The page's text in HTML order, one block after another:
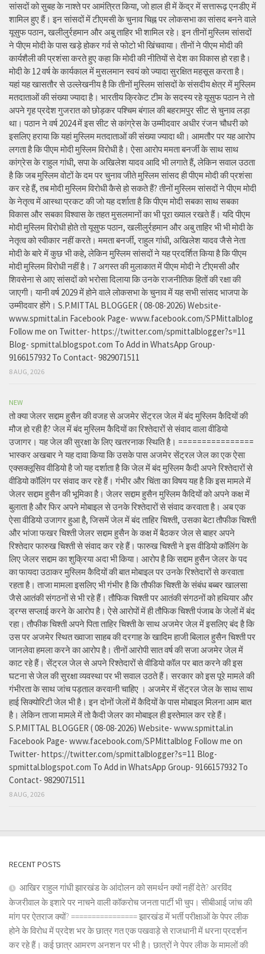
सांसदों को सुबह के नाश्ते पर आमंत्रित किया, जो हाल ही में केंद्र में सत्तारूढ़ एनडीए में
शामिल हुए हैं। इन सांसदों में टीएमसी के चुनाव चिह्न पर लोकसभा का सांसद बनने वाले
यूसुफ पठान, खलीलुर्रहमान और अबु ताहिर भी शामिल रहे। इन तीनों मुस्लिम सांसदों
ने पीएम मोदी के पास खड़े होकर गर्व से फोटो भी खिंचवाया। तीनों ने पीएम मोदी की
कार्यशैली की प्रशंसा करते हुए कहा कि मोदी की नीतियों से देश का विकास हो रहा है।
मोदी के 12 वर्ष के कार्यकाल में मुसलमान स्वयं को ज्यादा सुरक्षित महसूस करता है।
यहां यह खासतौर से उल्लेखनीय है कि तीनों मुस्लिम सांसदों के संसदीय क्षेत्र में मुस्लिम
मतदाताओं की संख्या ज्यादा है। भारतीय क्रिकेट टीम के सदस्य रहे यूसुफ पठान ने तो
अपने गृह प्रदेश गुजरात को छोड़कर पश्चिम बंगाल की बहरामपुर सीट से चुनाव लड़ा
था। पठान ने वर्ष 2024 में इस सीट से कांग्रेस के उम्मीदवार अधीर रंजन चौधरी को
इसलिए हराया कि यहां मुस्लिम मतदाताओं की संख्या ज्यादा थी। आमतौर पर यह आरोप
लगता है कि पीएम मोदी मुस्लिम विरोधी है। ऐसा आरोप ममता बनर्जी के साथ साथ
कांग्रेस के राहुल गांधी, सपा के अखिलेश यादव आदि भी लगाते हैं, लेकिन सवाल उठता
है कि जब मुस्लिम वोटों के दम पर चुनाव जीते मुस्लिम सांसद ही पीएम मोदी की प्रशंसा
कर रहे हैं, तब मोदी मुस्लिम विरोधी कैसे हो सकते हैं? तीनों मुस्लिम सांसदों ने पीएम मोदी
के नेतृत्व में आस्था प्रकट की जो यह दर्शाता है कि पीएम मोदी सबका साथ सबका
विकास और सबका विश्वास के तहत मुसलमानों का भी पूरा ख्याल रखते हैं। यदि पीएम
मोदी मुस्लिम विरोधी होते तो यूसुफ पठान, खलीलुर्रहमान और अबु ताहिर भी भी मोदी के
नेतृत्व को स्वीकार नहीं करते। ममता बनर्जी, राहुल गांधी, अखिलेश यादव जैसे नेता
मोदी के बारे में कुछ भी कहे, लेकिन मुस्लिम सांसदों ने यह प्रदर्शित किया है कि पीएम
मोदी मुस्लिम विरोधी नहीं है। 7 अगस्त की मुलाकात में पीएम मोदी ने टीएमसी और
शिवसेना से आए सांसदों को भरोसा दिलाया कि उनके राजनीतिक हितों की रक्षा की
जाएगी। यानी वर्ष 2029 में होने वाले लोकसभा के चुनाव में यह सभी सांसद भाजपा के
उम्मीदवार होंगे। S.P.MITTAL BLOGGER ( 08-08-2026) Website-
www.spmittal.in Facebook Page- www.facebook.com/SPMittalblog
Follow me on Twitter- https://twitter.com/spmittalblogger?s=11
Blog- spmittal.blogspot.com To Add in WhatsApp Group-
9166157932 To Contact- 9829071511
8 AUG, 2026
NEW
तो क्या जेलर सद्दाम हुसैन की वजह से अजमेर सेंट्रल जेल में बंद मुस्लिम कैदियों की
मौज हो रही है? जेल में बंद मुस्लिम कैदियों का रिश्तेदारों से संवाद वाला वीडियो
उजागर। यह जेल की सुरक्षा के लिए खतरनाक स्थिति है। ================
भास्कर अखबार ने यह दावा किया कि उसके पास अजमेर सेंट्रल जेल का एक ऐसा
एक्सक्लूसिव वीडियो है जो यह दर्शाता है कि जेल में बंद मुस्लिम कैदी अपने रिश्तेदारों से
वीडियो कॉलिंग पर संवाद कर रहे हैं। गंभीर और चिंता का विषय यह है कि इस मामले में
जेलर सद्दाम हुसैन की भूमिका है। जेलर सद्दाम हुसैन मुस्लिम कैदियों को अपने कक्ष में
बुलाता है और फिर अपने मोबाइल से उनके रिश्तेदारों से संवाद करवाता है। अब एक
ऐसा वीडियो उजागर हुआ है, जिसमें जेल में बंद ताहिर चिश्ती, उसका बेटा तौफीक चिश्ती
और भांजा फखर चिश्ती जेलर सद्दाम हुसैन के कक्ष में बैठकर जेल से बाहर अपने
रिश्तेदार फारुख चिश्ती से संवाद कर रहे हैं। फारुख चिश्ती ने इस वीडियो कॉलिंग के
लिए जेलर सद्दाम का शुक्रिया अदा भी किया। आरोप है कि सद्दाम हुसैन जेलर के पद
का फायदा उठाकर मुस्लिम कैदियों की बात मोबाइल पर उनके रिश्तेदारों से करवाता
रहता है। ताजा मामला इसलिए भी गंभीर है कि तौफीक चिश्ती के संबंध बब्बर खालसा
जैसे आतंकी संगठनों से भी रहे हैं। तौफिक चिश्ती पर आतंकी संगठनों को हथियार और
ड्रग्स सप्लाई करने के आरोप है। ऐसे आरोपों में ही तौफिक चिश्ती पंजाब के जेलों में बंद
रहा। तौफीक चिश्ती अपने पिता ताहिर चिश्ती के साथ अजमेर जेल में इसलिए बंद है कि
उस पर अजमेर स्थित ख्वाजा साहब की दरगाह के खादिम हाजी बिलाल हुसैन चिश्ती पर
जानलेवा हमला करने का आरोप है। तीनों आरोपी सात वर्ष की सजा अजमेर जेल में
काट रहे हैं। सेंट्रल जेल से अपने रिश्तेदारों से वीडियो कॉल पर बात करने की इस
घटना से जेल की सुरक्षा व्यवस्था पर भी सवाल उठते हैं। सरकार को इस पूरे मामले की
गंभीरता के साथ जांच पड़ताल करवानी चाहिए । अजमेर में सेंट्रल जेल के साथ साथ
हाई सिक्योरिटी जेल भी है। इन दोनों जेलों में कैदियों के पास मोबाइल मिलना आम बात
है। लेकिन ताजा मामले में तो कैदी जेलर का मोबाइल ही इस्तेमाल कर रहे हैं।
S.P.MITTAL BLOGGER ( 08-08-2026) Website- www.spmittal.in
Facebook Page- www.facebook.com/SPMittalblog Follow me on
Twitter- https://twitter.com/spmittalblogger?s=11 Blog-
spmittal.blogspot.com To Add in WhatsApp Group- 9166157932 To
Contact- 9829071511
8 AUG, 2026
RECENT POSTS
आखिर राहुल गांधी झारखंड के आंदोलन को समर्थन क्यों नहीं देते? अरविंद
केजरीवाल के इशारे पर नाचने वाली कॉकरोच जनता पार्टी भी चुप। सीबीआई जांच की
मांग पर ऐतराज क्यों? ================ झारखंड में भर्ती परीक्षाओं के पेपर लीक
होने के विरोध में प्रदेश भर के छात्र गत एक पखवाड़े से राजधानी में धरना प्रदर्शन
कर रहे हैं। कई छात्र आमरण अनशन पर भी है। छात्रों ने पेपर लीक के मामलों की